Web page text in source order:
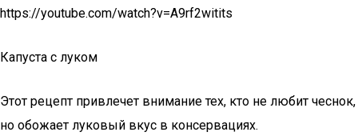
https://youtube.com/watch?v=A9rf2witits
Капуста с луком
Этот рецепт привлечет внимание тех, кто не любит чеснок,
но обожает луковый вкус в консервациях.